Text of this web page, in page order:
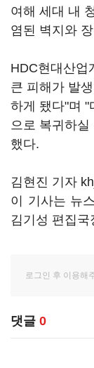
여해 세대 내
염된 벽지와
HDC현대산업
큰 피해가 발
하게 됐다"며 "
으로 복귀하
했다.
김현진 기자
이 기사는 뉴
김기성 편집국
댓글 0